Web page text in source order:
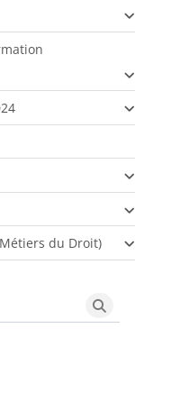
du Droit)
Search